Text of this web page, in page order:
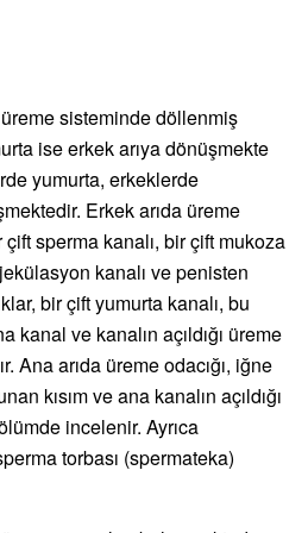
üreme sisteminde döllenmiş
ise erkek arıya dönüşmekte
yumurta, erkeklerde
Erkek arıda üreme
sperma kanalı, bir çift mukoza
kanalı ve penisten
bir çift yumurta kanalı, bu
kanal ve kanalın açıldığı üreme
Ana arıda üreme odacığı, iğne
kısım ve ana kanalın açıldığı
incelenir. Ayrıca
torbası (spermateka)